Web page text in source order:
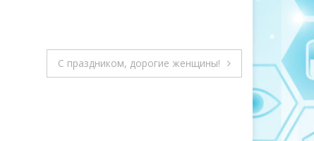
С праздником, дорогие женщины!